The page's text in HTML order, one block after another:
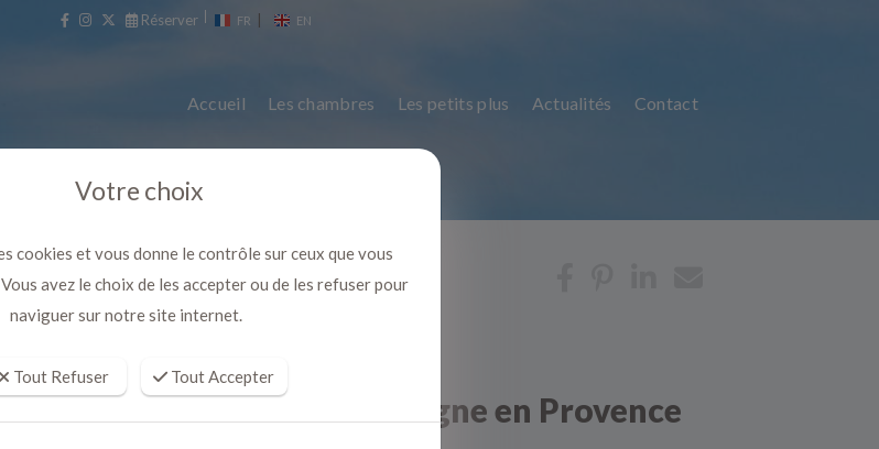
Réserver FR EN
Accueil Les chambres Les petits plus Actualités Contact
de Pagnol vers Aubagne en Provence
Votre choix
cookies et vous donne le contrôle sur ceux que vous
avez le choix de les accepter ou de les refuser pour
naviguer sur notre site internet.
Tout Refuser Tout Accepter